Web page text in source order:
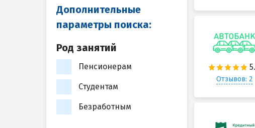
Отзывов: 2
Дополнительные
параметры поиска:
Род занятий
Пенсионерам
Студентам
Безработным